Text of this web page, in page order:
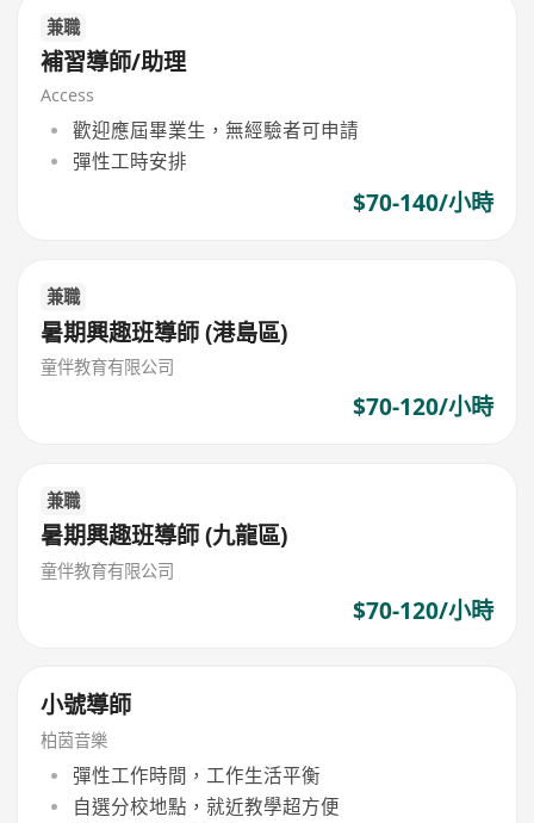
兼職
補習導師/助理
Access
歡迎應屆畢業生，無經驗者可申請
彈性工時安排
$70-140/小時
兼職
暑期興趣班導師 (港島區)
童伴教育有限公司
$70-120/小時
兼職
暑期興趣班導師 (九龍區)
童伴教育有限公司
$70-120/小時
小號導師
柏茵音樂
彈性工作時間，工作生活平衡
自選分校地點，就近教學超方便